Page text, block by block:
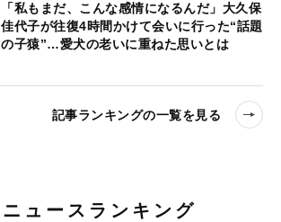
「私もまだ、こんな感情になるんだ」大久保
佳代子が往復4時間かけて会いに行った“話題
の子猿”…愛犬の老いに重ねた思いとは
記事ランキングの一覧を見る
ニュースランキング